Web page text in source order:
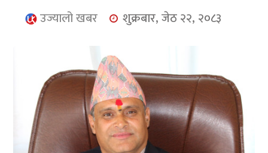
खेलकुद
युनिकोड
उज्यालो खबर शुक्रबार, जेठ २२, २०८३